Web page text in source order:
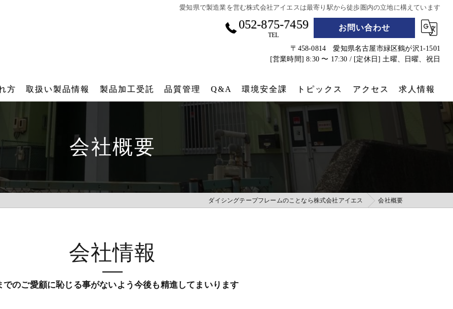
愛知県で製造業を営む株式会社アイエスは最寄り駅から徒歩圏内の立地に構えています
052-875-7459
TEL
お問い合わせ
〒458-0814 愛知県名古屋市緑区鶴が沢1-1501
[営業時間] 8:30 〜 17:30 / [定休日] 土曜、日曜、祝日
方 取扱い製品情報
角型テープフレーム
IT 樹脂フレーム
製品加工受託
再メッキ加工受託
レーザー刻印受託
品質管理 Q&A 環境安全課
遮熱シート
防災グッズ
実績
トピックス アクセス 求人情報
会社概要
ダイシングテープフレームのことなら株式会社アイエス 会社概要
でのご愛顧に恥じる事がないよう今後も精進してまいります
会社情報